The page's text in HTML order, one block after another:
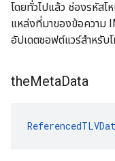
โดยทั่วไปแล้ว ช่องรหัส
แหล่งที่มาของข้อความ
อัปเดตซอฟต์แวร์สำหรับ
theMetaData